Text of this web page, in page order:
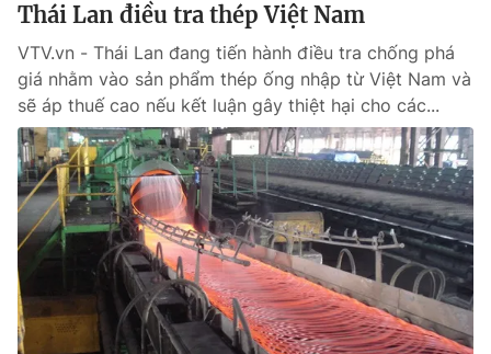
Liên hệ tòa soạn English
THỜI BÁO VTV
Theo dõi báo trên
Cơ quan chủ quản:Đài Truyền hình Việt Nam
Cơ quan báo chí:
Thời báo VTV
Thái Lan điều tra thép Việt Nam
VTV.vn - Thái Lan đang tiến hành điều tra chống phá
giá nhằm vào sản phẩm thép ống nhập từ Việt Nam và
sẽ áp thuế cao nếu kết luận gây thiệt hại cho các...